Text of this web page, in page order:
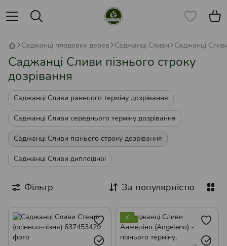
Саджанці плодових дерев Саджанці Сливи Саджанці
Саджанці Сливи пізнього строку
дозрівання
Саджанці Сливи раннього терміну дозрівання
Саджанці Сливи середнього терміну дозрівання
Саджанці Сливи пізнього строку дозрівання
Саджанці Сливи диплоїдної
Фільтр За популярністю
Хіт